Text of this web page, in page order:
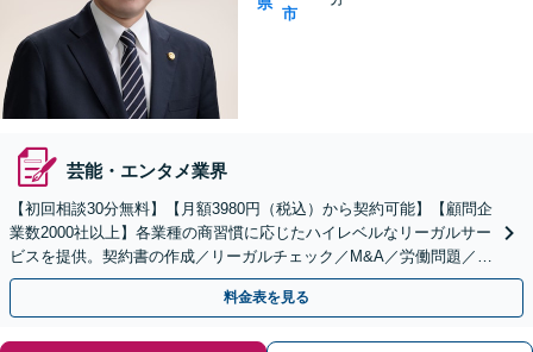
市
芸能・エンタメ業界
【初回相談30分無料】【月額3980円（税込）から契約可能】【顧問企
業数2000社以上】各業種の商習慣に応じたハイレベルなリーガルサー
ビスを提供。契約書の作成／リーガルチェック／M&A／労働問題／知
的財産等、お任せください【他士業連携可能】
料金表を見る